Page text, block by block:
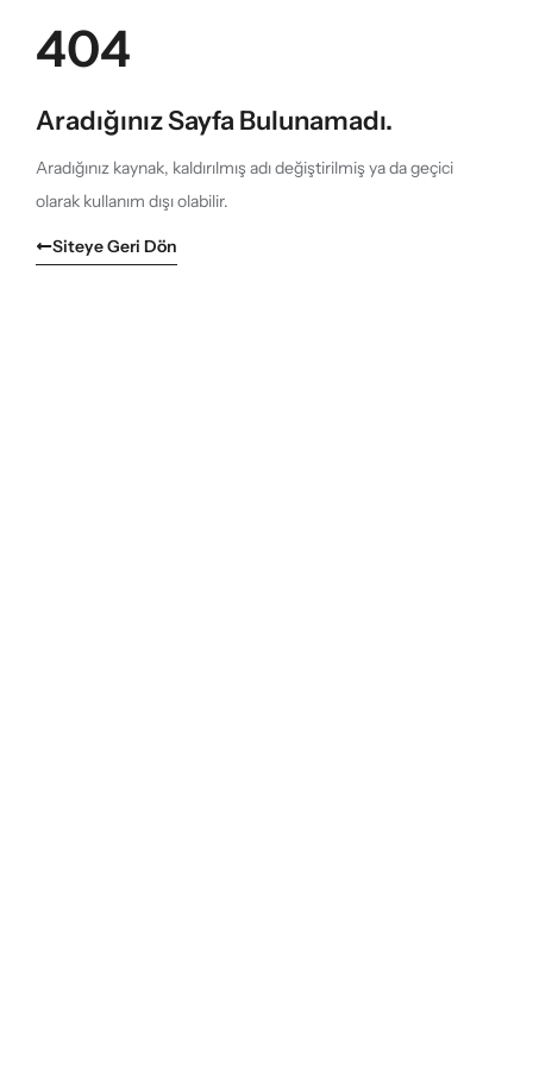
404
Aradığınız Sayfa Bulunamadı.
Aradığınız kaynak, kaldırılmış adı değiştirilmiş ya da geçici
olarak kullanım dışı olabilir.
Siteye Geri Dön